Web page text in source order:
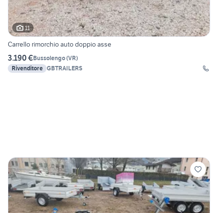
11
Carrello rimorchio auto doppio asse
3.190 €Bussolengo(VR)
Rivenditore GBTRAILERS